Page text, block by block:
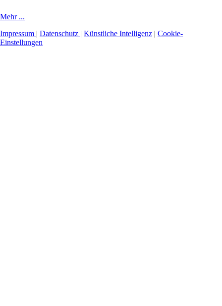
Mehr ...
Impressum | Datenschutz | Künstliche Intelligenz | Cookie-
Einstellungen